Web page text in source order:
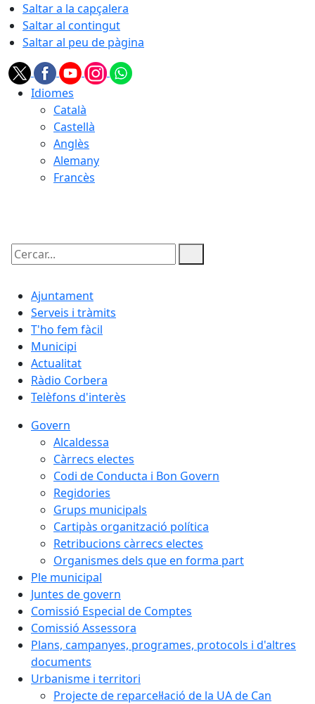
Saltar a la capçalera
Saltar al contingut
Saltar al peu de pàgina
Idiomes
Català
Castellà
Anglès
Alemany
Francès
Cercar:
Ajuntament
Serveis i tràmits
T'ho fem fàcil
Municipi
Actualitat
Ràdio Corbera
Telèfons d'interès
Govern
Alcaldessa
Càrrecs electes
Codi de Conducta i Bon Govern
Regidories
Grups municipals
Cartipàs organització política
Retribucions càrrecs electes
Organismes dels que en forma part
Ple municipal
Juntes de govern
Comissió Especial de Comptes
Comissió Assessora
Plans, campanyes, programes, protocols i d'altres
documents
Urbanisme i territori
Projecte de reparcel·lació de la UA de Can